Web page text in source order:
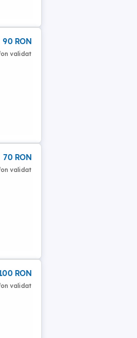
90 RON
validat
70 RON
validat
RON
validat